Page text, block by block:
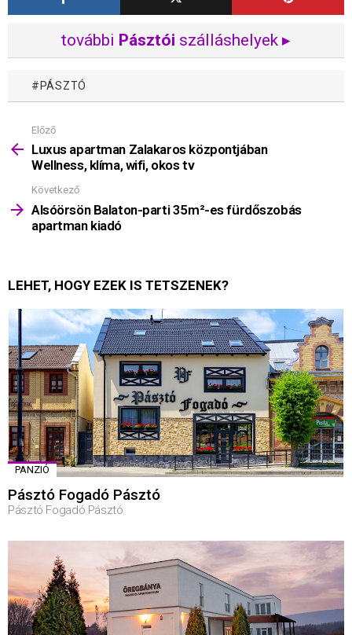
további Pásztói szálláshelyek ▸
PÁSZTÓ
Mutass
többet
Előző
Luxus apartman Zalakaros központjában
Wellness, klíma, wifi, okos tv
Következő
Alsóörsön Balaton-parti 35m²-es fürdőszobás
apartman kiadó
LEHET, HOGY EZEK IS TETSZENEK?
PANZIÓ
Pásztó Fogadó Pásztó
Pásztó Fogadó Pásztó